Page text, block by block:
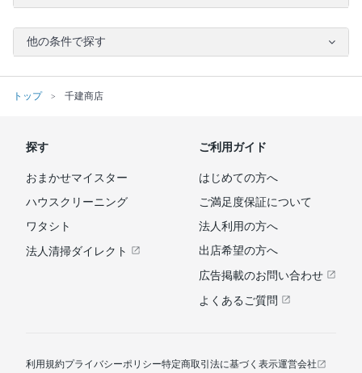
他の条件で探す
トップ 千建商店
探す
おまかせマイスター
ハウスクリーニング
ワタシト
法人清掃ダイレクト
ご利用ガイド
はじめての方へ
ご満足度保証について
法人利用の方へ
出店希望の方へ
広告掲載のお問い合わせ
よくあるご質問
利用規約プライバシーポリシー特定商取引法に基づく表示運営会社